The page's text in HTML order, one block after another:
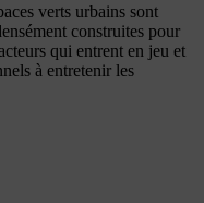
verts urbains sont
construites pour
qui entrent en jeu et
à entretenir les